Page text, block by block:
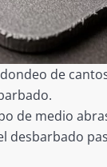
de
de medio
desbarbado